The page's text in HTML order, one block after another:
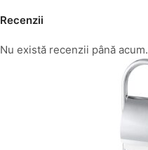
Recenzii
Nu există recenzii până acum.